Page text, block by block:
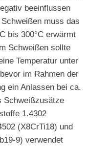
beeinflussen
muss das
bis 300°C erwärmt
Schweißen sollte
Temperatur unter
im Rahmen der
ein Anlassen bei ca.
Schweißzusätze
1.4302
(X8CrTi18) und
9) verwendet